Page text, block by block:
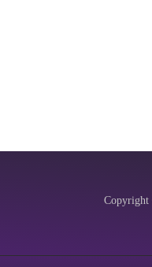
Copyright